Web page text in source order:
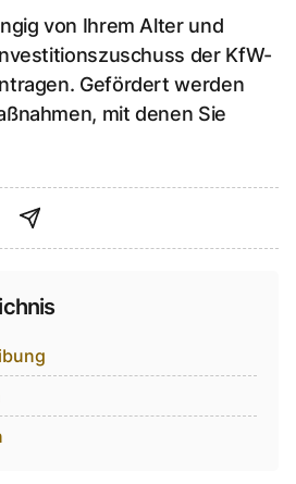
von Ihrem Alter und
der KfW-
Gefördert werden
mit denen Sie
teilen
Link teilen
shareViaEmail